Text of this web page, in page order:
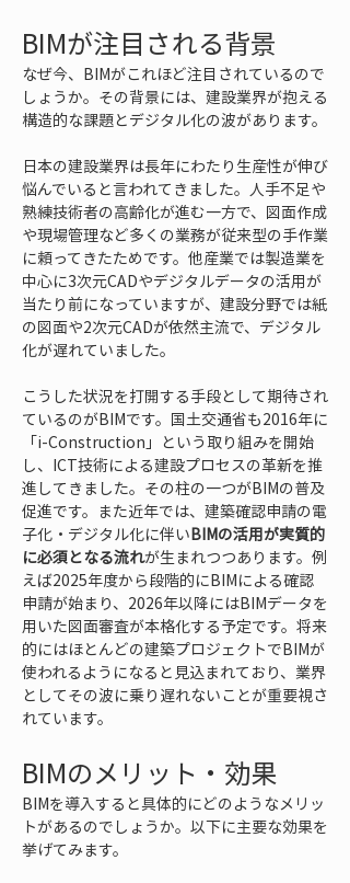
BIMが注目される背景
なぜ今、BIMがこれほど注目されているので
しょうか。その背景には、建設業界が抱える
構造的な課題とデジタル化の波があります。
日本の建設業界は長年にわたり生産性が伸び
悩んでいると言われてきました。人手不足や
熟練技術者の高齢化が進む一方で、図面作成
や現場管理など多くの業務が従来型の手作業
に頼ってきたためです。他産業では製造業を
中心に3次元CADやデジタルデータの活用が
当たり前になっていますが、建設分野では紙
の図面や2次元CADが依然主流で、デジタル
化が遅れていました。
こうした状況を打開する手段として期待され
ているのがBIMです。国土交通省も2016年に
「i-Construction」という取り組みを開始
し、ICT技術による建設プロセスの革新を推
進してきました。その柱の一つがBIMの普及
促進です。また近年では、建築確認申請の電
子化・デジタル化に伴いBIMの活用が実質的
に必須となる流れが生まれつつあります。例
えば2025年度から段階的にBIMによる確認
申請が始まり、2026年以降にはBIMデータを
用いた図面審査が本格化する予定です。将来
的にはほとんどの建築プロジェクトでBIMが
使われるようになると見込まれており、業界
としてその波に乗り遅れないことが重要視さ
れています。
BIMのメリット・効果
BIMを導入すると具体的にどのようなメリッ
トがあるのでしょうか。以下に主要な効果を
挙げてみます。